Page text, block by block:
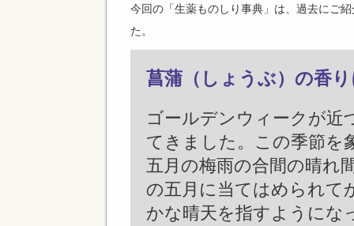
今回の「生薬ものしり事典」は、過去にご
た。
菖蒲（しょうぶ）の香
ゴールデンウィークが近
てきました。この季節を
五月の梅雨の合間の晴れ
の五月に当てはめられて
かな晴天を指すようにな